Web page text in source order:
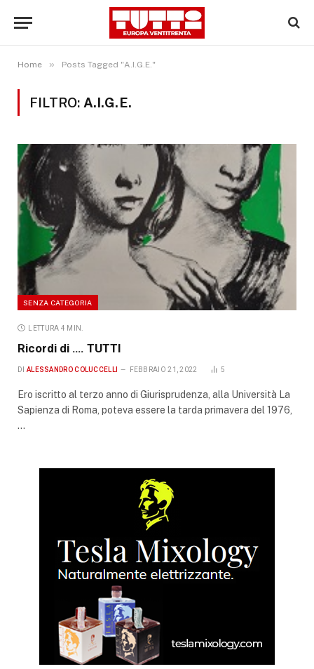
Home » Posts Tagged "A.I.G.E."
FILTRO: A.I.G.E.
SENZA CATEGORIA
LETTURA 4 MIN.
Ricordi di …. TUTTI
DI ALESSANDRO COLUCCELLI FEBBRAIO 21, 2022 5
Ero iscritto al terzo anno di Giurisprudenza, alla Università La
Sapienza di Roma, poteva essere la tarda primavera del 1976,
…